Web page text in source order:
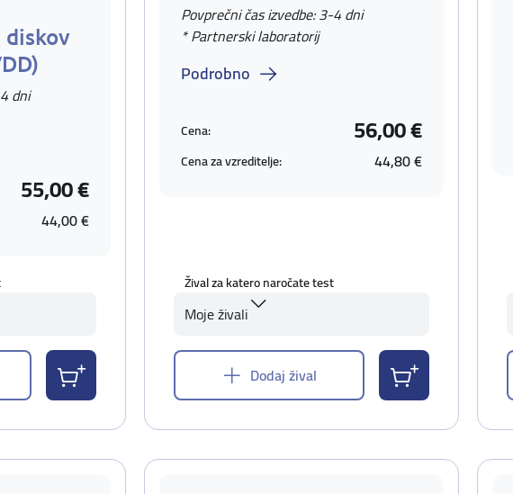
dni
55,00 €
44,00 €
Povprečni čas izvedbe: 3-4 dni
* Partnerski laboratorij
Podrobno
Cena: 56,00 €
Cena za vzreditelje: 44,80 €
Žival za katero naročate test
Moje živali
Dodaj žival